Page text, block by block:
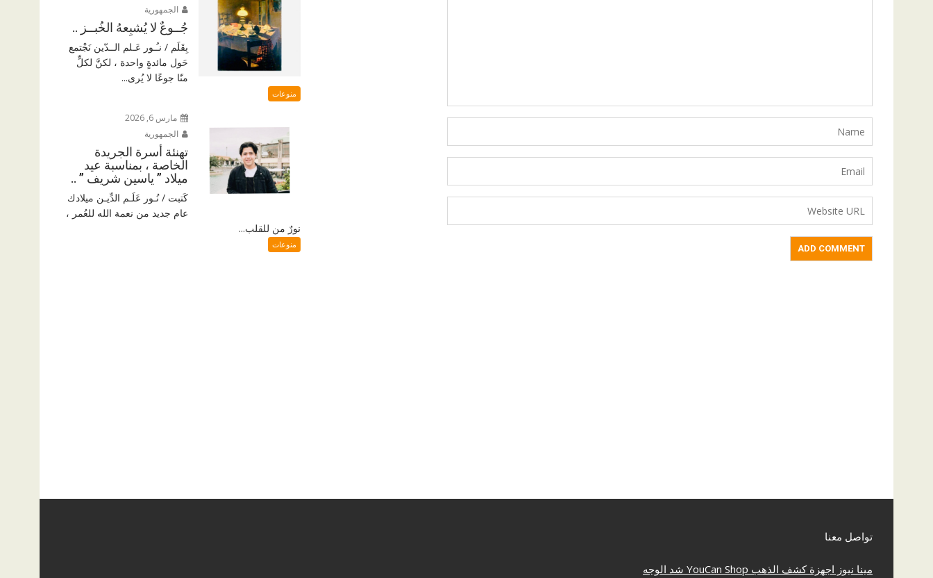
الجمهورية
جُــوعٌ لا يُشبِعهُ الخُبــز ..
بِقَلَم / نـُـور عَـلم الــدّين نَجْتمع
حَول مائدةٍ واحدة ، لكنَّ لكلٍّ
منّا جوعًا لا يُرى...
منوعات
مارس 6, 2026
الجمهورية
تهنئة أسرة الجريدة
الخاصة ، بمناسبة عيد
ميلاد ” ياسين شريف ” ..
كَتبت / نُـور عَلَـم الدِّيـن ميلادك
عام جديد من نعمة الله للعُمر ،
نورٌ من للقلب...
منوعات
تواصل معنا
مينا نيوز اجهزة كشف الذهب YouCan Shop شد الوجه